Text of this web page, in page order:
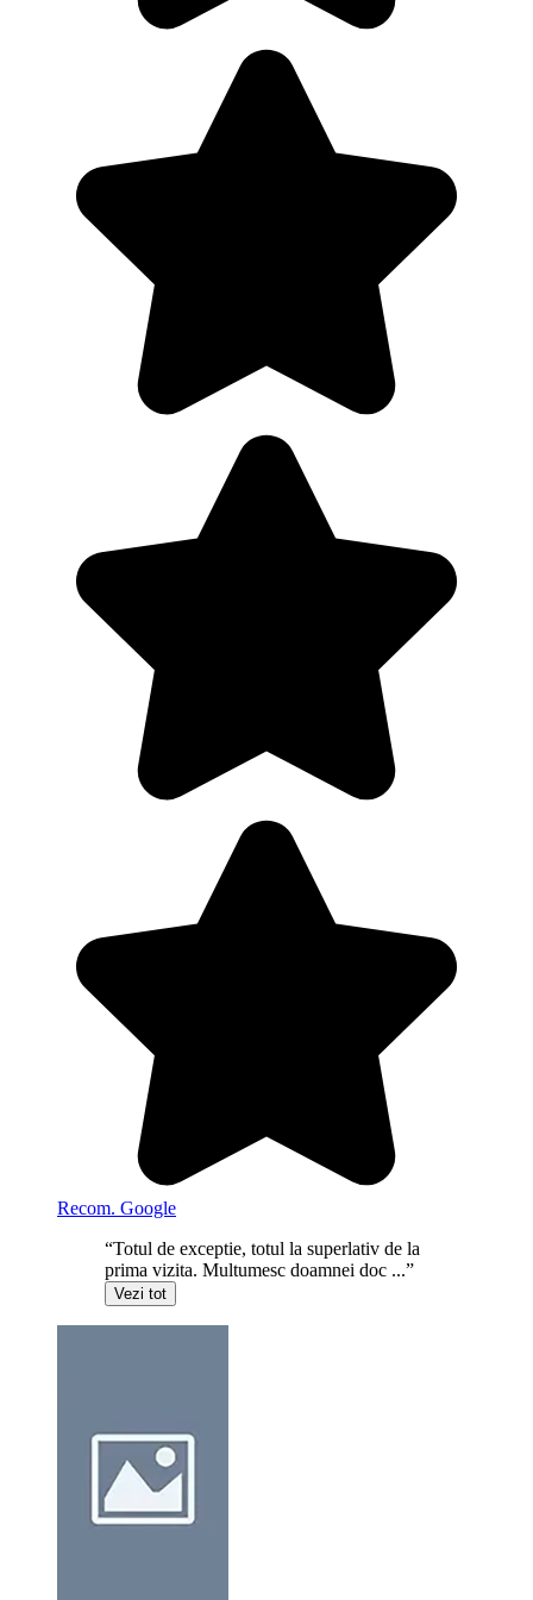
Recom. Google
“Totul de exceptie, totul la superlativ de la
prima vizita. Multumesc doamnei doc ...”
Vezi tot